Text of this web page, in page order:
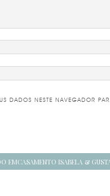
DADOS NESTE NAVEGADOR
EMCASAMENTO ISABELA &